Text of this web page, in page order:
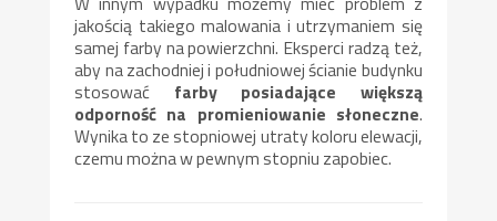
jakością takiego malowania i utrzymaniem się
samej farby na powierzchni. Eksperci radzą też,
aby na zachodniej i południowej ścianie budynku
stosować farby posiadające większą
odporność na promieniowanie słoneczne.
Wynika to ze stopniowej utraty koloru elewacji,
czemu można w pewnym stopniu zapobiec.